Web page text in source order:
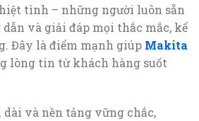
tình – những người luôn sẵn
và giải đáp mọi thắc mắc, kể
Đây là điểm mạnh giúp Makita
lòng tin từ khách hàng suốt
và nền tảng vững chắc,